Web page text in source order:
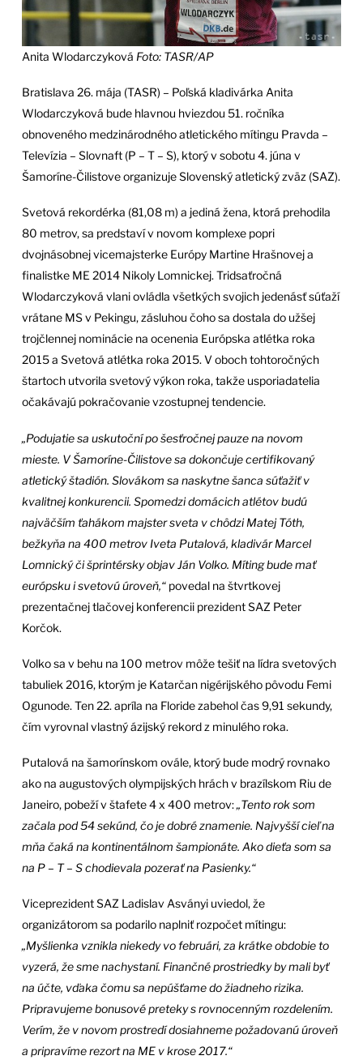
Anita Wlodarczyková Foto: TASR/AP
Bratislava 26. mája (TASR) – Poľská kladivárka Anita
Wlodarczyková bude hlavnou hviezdou 51. ročníka
obnoveného medzinárodného atletického mítingu Pravda –
Televízia – Slovnaft (P – T – S), ktorý v sobotu 4. júna v
Šamoríne-Čilistove organizuje Slovenský atletický zväz (SAZ).
Svetová rekordérka (81,08 m) a jediná žena, ktorá prehodila
80 metrov, sa predstaví v novom komplexe popri
dvojnásobnej vicemajsterke Európy Martine Hrašnovej a
finalistke ME 2014 Nikoly Lomnickej. Tridsaťročná
Wlodarczyková vlani ovládla všetkých svojich jedenásť súťaží
vrátane MS v Pekingu, zásluhou čoho sa dostala do užšej
trojčlennej nominácie na ocenenia Európska atlétka roka
2015 a Svetová atlétka roka 2015. V oboch tohtoročných
štartoch utvorila svetový výkon roka, takže usporiadatelia
očakávajú pokračovanie vzostupnej tendencie.
„Podujatie sa uskutoční po šesťročnej pauze na novom
mieste. V Šamoríne-Čilistove sa dokončuje certifikovaný
atletický štadión. Slovákom sa naskytne šanca súťažiť v
kvalitnej konkurencii. Spomedzi domácich atlétov budú
najväčším ťahákom majster sveta v chôdzi Matej Tóth,
bežkyňa na 400 metrov Iveta Putalová, kladivár Marcel
Lomnický či šprintérsky objav Ján Volko. Míting bude mať
európsku i svetovú úroveň,“povedal na štvrtkovej
prezentačnej tlačovej konferencii prezident SAZ Peter
Korčok.
Volko sa v behu na 100 metrov môže tešiť na lídra svetových
tabuliek 2016, ktorým je Katarčan nigérijského pôvodu Femi
Ogunode. Ten 22. apríla na Floride zabehol čas 9,91 sekundy,
čím vyrovnal vlastný ázijský rekord z minulého roka.
Putalová na šamorínskom ovále, ktorý bude modrý rovnako
ako na augustových olympijských hrách v brazílskom Riu de
Janeiro, pobeží v štafete 4 x 400 metrov:„Tento rok som
začala pod 54 sekúnd, čo je dobré znamenie. Najvyšší cieľ na
mňa čaká na kontinentálnom šampionáte. Ako dieťa som sa
na P – T – S chodievala pozerať na Pasienky.“
Viceprezident SAZ Ladislav Asványi uviedol, že
organizátorom sa podarilo naplniť rozpočet mítingu:
„Myšlienka vznikla niekedy vo februári, za krátke obdobie to
vyzerá, že sme nachystaní. Finančné prostriedky by mali byť
na účte, vďaka čomu sa nepúšťame do žiadneho rizika.
Pripravujeme bonusové preteky s rovnocenným rozdelením.
Verím, že v novom prostredí dosiahneme požadovanú úroveň
a pripravíme rezort na ME v krose 2017.“